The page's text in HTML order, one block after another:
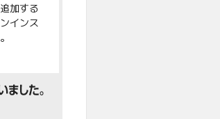
加する
インス